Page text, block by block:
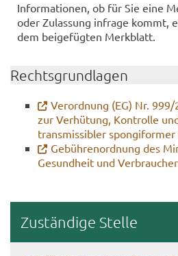
In­for­ma­tio­nen, ob für Sie eine
oder Zu­las­sung in­fra­ge kommt,
dem bei­gefüg­ten Merk­blatt.
Rechts­grund­la­gen
Ver­ord­nung (EG) Nr.
zur Ver­hü­tung, Kon­trol­le
trans­mis­si­bler
Ge­büh­ren­ord­nung des
Ge­sund­heit und
Zu­stän­di­ge Stel­le